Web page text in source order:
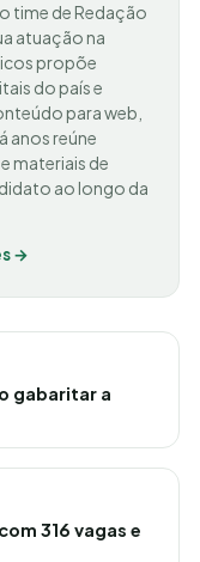
time de Redação
atuação na
propõe
do país e
para web,
anos reúne
materiais de
ao longo da
→
gabaritar a
316 vagas e